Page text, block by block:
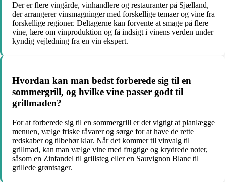
Der er flere vingårde, vinhandlere og restauranter på Sjælland,
der arrangerer vinsmagninger med forskellige temaer og vine fra
forskellige regioner. Deltagerne kan forvente at smage på flere
vine, lære om vinproduktion og få indsigt i vinens verden under
kyndig vejledning fra en vin ekspert.
Hvordan kan man bedst forberede sig til en
sommergrill, og hvilke vine passer godt til
grillmaden?
For at forberede sig til en sommergrill er det vigtigt at planlægge
menuen, vælge friske råvarer og sørge for at have de rette
redskaber og tilbehør klar. Når det kommer til vinvalg til
grillmad, kan man vælge vine med frugtige og krydrede noter,
såsom en Zinfandel til grillsteg eller en Sauvignon Blanc til
grillede grøntsager.